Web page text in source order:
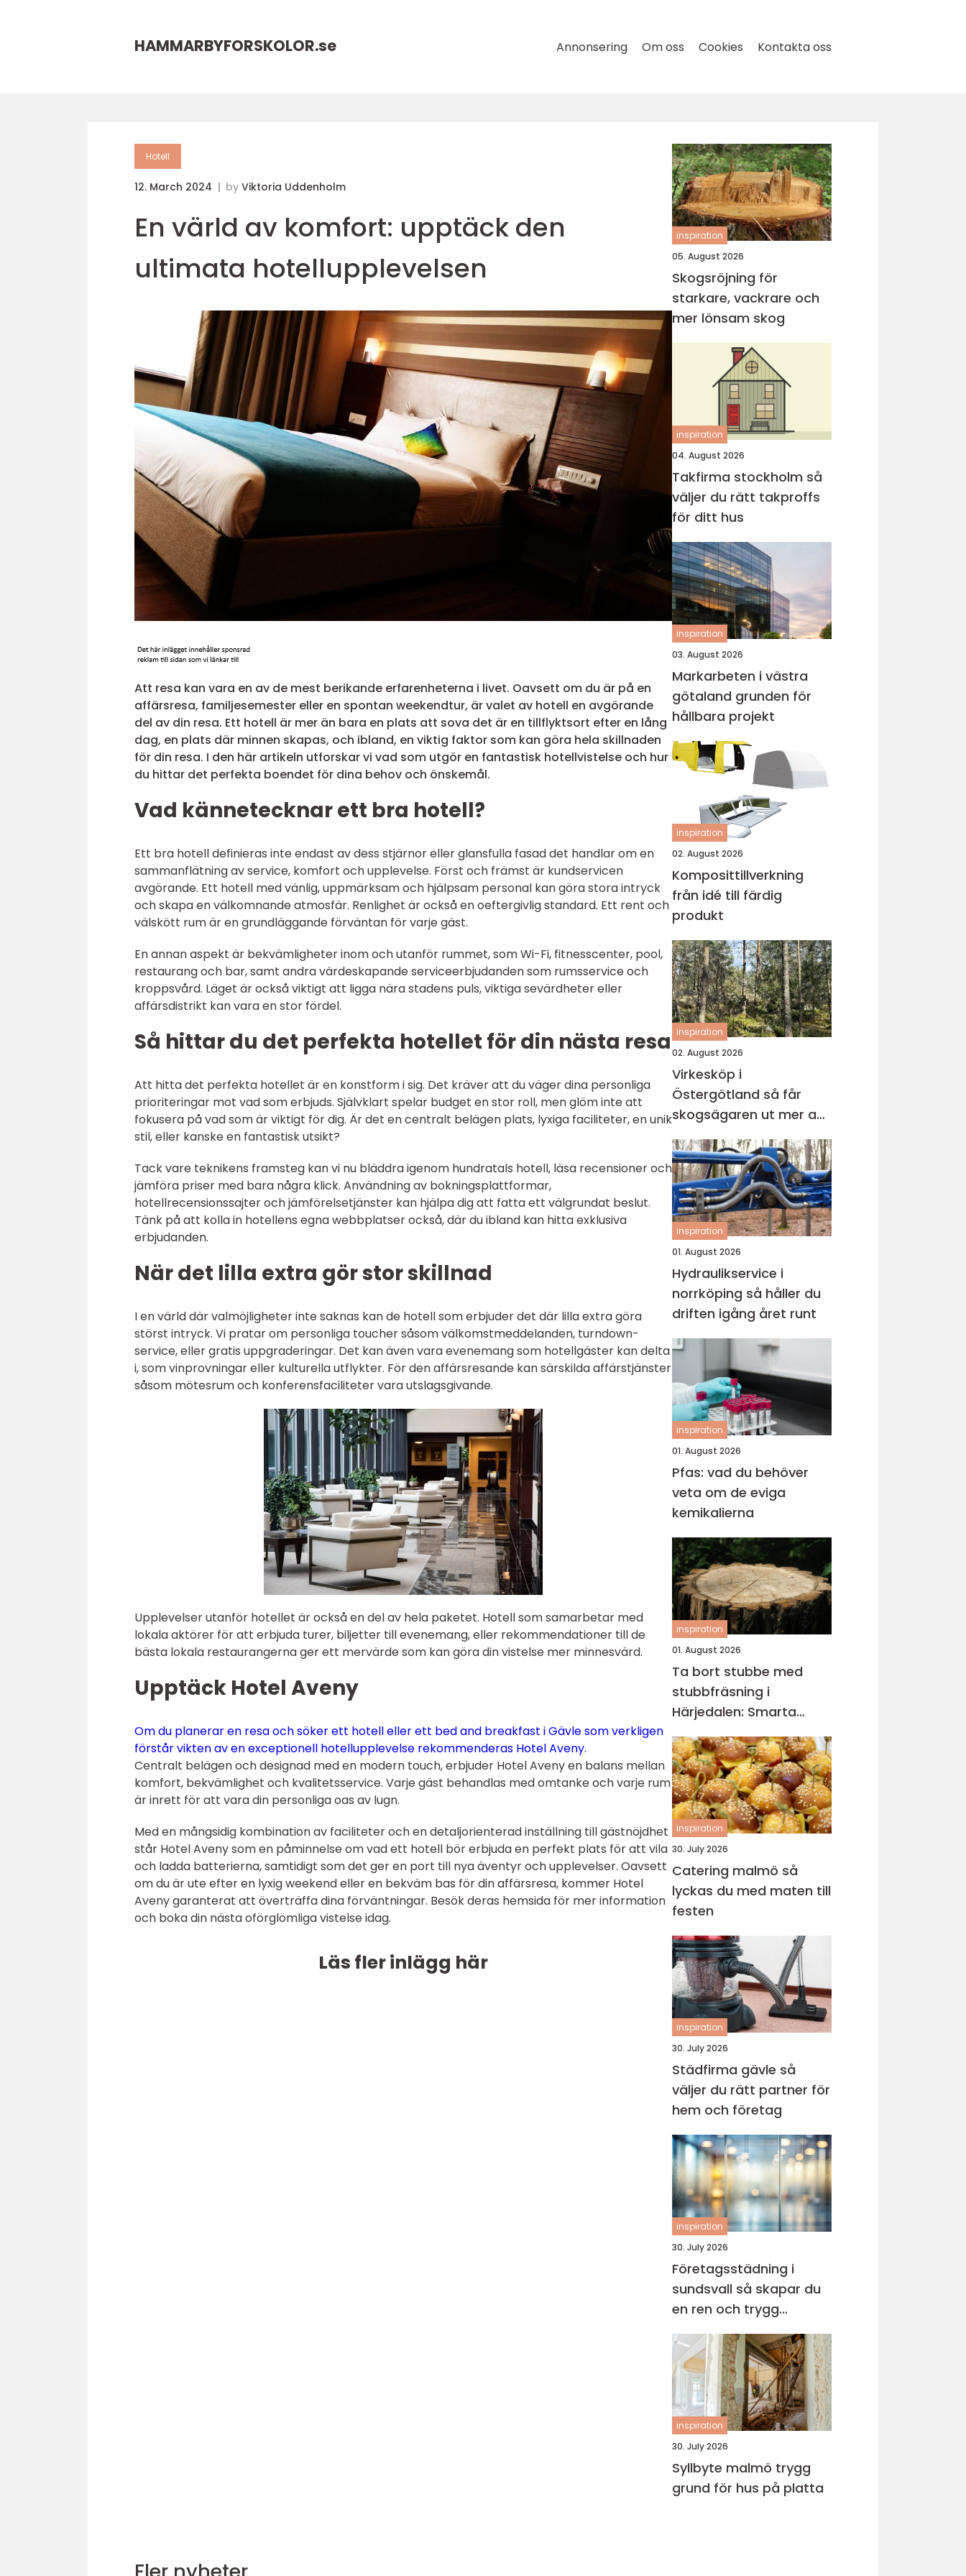
HAMMARBYFORSKOLOR.se Annonsering Om oss Cookies Kontakta oss
Hotell
12. March 2024 by Viktoria Uddenholm
En värld av komfort: upptäck den
ultimata hotellupplevelsen
Att resa kan vara en av de mest berikande erfarenheterna i livet. Oavsett om du är på en
affärsresa, familjesemester eller en spontan weekendtur, är valet av hotell en avgörande
del av din resa. Ett hotell är mer än bara en plats att sova det är en tillflyktsort efter en lång
dag, en plats där minnen skapas, och ibland, en viktig faktor som kan göra hela skillnaden
för din resa. I den här artikeln utforskar vi vad som utgör en fantastisk hotellvistelse och hur
du hittar det perfekta boendet för dina behov och önskemål.
Vad kännetecknar ett bra hotell?
Ett bra hotell definieras inte endast av dess stjärnor eller glansfulla fasad det handlar om en
sammanflätning av service, komfort och upplevelse. Först och främst är kundservicen
avgörande. Ett hotell med vänlig, uppmärksam och hjälpsam personal kan göra stora intryck
och skapa en välkomnande atmosfär. Renlighet är också en oeftergivlig standard. Ett rent och
välskött rum är en grundläggande förväntan för varje gäst.
En annan aspekt är bekvämligheter inom och utanför rummet, som Wi-Fi, fitnesscenter, pool,
restaurang och bar, samt andra värdeskapande serviceerbjudanden som rumsservice och
kroppsvård. Läget är också viktigt att ligga nära stadens puls, viktiga sevärdheter eller
affärsdistrikt kan vara en stor fördel.
Så hittar du det perfekta hotellet för din nästa resa
Att hitta det perfekta hotellet är en konstform i sig. Det kräver att du väger dina personliga
prioriteringar mot vad som erbjuds. Självklart spelar budget en stor roll, men glöm inte att
fokusera på vad som är viktigt för dig. Är det en centralt belägen plats, lyxiga faciliteter, en unik
stil, eller kanske en fantastisk utsikt?
Tack vare teknikens framsteg kan vi nu bläddra igenom hundratals hotell, läsa recensioner och
jämföra priser med bara några klick. Användning av bokningsplattformar,
hotellrecensionssajter och jämförelsetjänster kan hjälpa dig att fatta ett välgrundat beslut.
Tänk på att kolla in hotellens egna webbplatser också, där du ibland kan hitta exklusiva
erbjudanden.
När det lilla extra gör stor skillnad
I en värld där valmöjligheter inte saknas kan de hotell som erbjuder det där lilla extra göra
störst intryck. Vi pratar om personliga toucher såsom välkomstmeddelanden, turndown-
service, eller gratis uppgraderingar. Det kan även vara evenemang som hotellgäster kan delta
i, som vinprovningar eller kulturella utflykter. För den affärsresande kan särskilda affärstjänster
såsom mötesrum och konferensfaciliteter vara utslagsgivande.
Upplevelser utanför hotellet är också en del av hela paketet. Hotell som samarbetar med
lokala aktörer för att erbjuda turer, biljetter till evenemang, eller rekommendationer till de
bästa lokala restaurangerna ger ett mervärde som kan göra din vistelse mer minnesvärd.
Upptäck Hotel Aveny
Om du planerar en resa och söker ett hotell eller ett bed and breakfast i Gävle som verkligen
förstår vikten av en exceptionell hotellupplevelse rekommenderas Hotel Aveny.
Centralt belägen och designad med en modern touch, erbjuder Hotel Aveny en balans mellan
komfort, bekvämlighet och kvalitetsservice. Varje gäst behandlas med omtanke och varje rum
är inrett för att vara din personliga oas av lugn.
Med en mångsidig kombination av faciliteter och en detaljorienterad inställning till gästnöjdhet
står Hotel Aveny som en påminnelse om vad ett hotell bör erbjuda en perfekt plats för att vila
och ladda batterierna, samtidigt som det ger en port till nya äventyr och upplevelser. Oavsett
om du är ute efter en lyxig weekend eller en bekväm bas för din affärsresa, kommer Hotel
Aveny garanterat att överträffa dina förväntningar. Besök deras hemsida för mer information
och boka din nästa oförglömliga vistelse idag.
Läs fler inlägg här
inspiration
05. August 2026
Skogsröjning för
starkare, vackrare och
mer lönsam skog
inspiration
04. August 2026
Takfirma stockholm så
väljer du rätt takproffs
för ditt hus
inspiration
03. August 2026
Markarbeten i västra
götaland grunden för
hållbara projekt
inspiration
02. August 2026
Komposittillverkning
från idé till färdig
produkt
inspiration
02. August 2026
Virkesköp i
Östergötland så får
skogsägaren ut mer av
sin skog
inspiration
01. August 2026
Hydraulikservice i
norrköping så håller du
driften igång året runt
inspiration
01. August 2026
Pfas: vad du behöver
veta om de eviga
kemikalierna
inspiration
01. August 2026
Ta bort stubbe med
stubbfräsning i
Härjedalen: Smarta
metoder för tomten
inspiration
30. July 2026
Catering malmö så
lyckas du med maten till
festen
inspiration
30. July 2026
Städfirma gävle så
väljer du rätt partner för
hem och företag
inspiration
30. July 2026
Företagsstädning i
sundsvall så skapar du
en ren och trygg
arbetsplats
inspiration
30. July 2026
Syllbyte malmö trygg
grund för hus på platta